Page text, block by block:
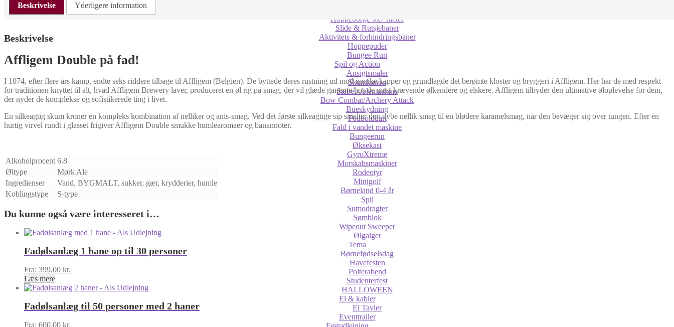
Hoppeborge 6x7 meter
Slide & Rutsjebaner
Aktivitets & forhindringsbaner
Hoppepuder
Bungee Run
Spil og Action
Ansigtsmaler
Skumkanon
Sæbeboblemaskine
Bow Combat/Archery Attack
Bueskydning
Fodbolddart
Fald i vandet maskine
Bungeerun
Øksekast
GyroXtreme
Morskabsmaskiner
Rodeotyr
Minigolf
Børneland 0-4 år
Spil
Sumodragter
Sømblok
Wipeout Sweeper
Ølgalger
Tema
Børnefødselsdag
Havefesten
Polterabend
Studenterfest
HALLOWEEN
El & kabler
El Tavler
Eventtrailer
antal
Beskrivelse Yderligere information
Beskrivelse
Affligem Double på fad!
I 1074, efter flere års kamp, endte seks riddere tilbage til Affligem (Belgien). De byttede deres rustning ud mod munke kapper og grundlagde det berømte kloster og bryggeri i Affligem. Her har de med respekt
for traditionen knyttet til alt, hvad Affligem Brewery laver, produceret en øl rig på smag, der vil glæde ganerne hos de mest krævende ølkendere og elskere. Affligem tilbyder den ultimative øloplevelse for dem,
der nyder de komplekse og sofistikerede ting i livet.
En silkeagtig skum kroner en kompleks kombination af nelliker og anis-smag. Ved det første silkeagtige sip smelter den dybe nellik smag til en blødere karamelsmag, når den bevæger sig over tungen. Efter en
hurtig virvel rundt i glasset frigiver Affligem Double smukke humlearomaer og banannoter.
Alkoholprocent 6.8
Øltype
Mørk Ale
Ingredienser
Vand, BYGMALT, sukker, gær, krydderier, humle
Koblingstype
S-type
Du kunne også være interesseret i…
Fadølsanlæg 1 hane op til 30 personer
Fra: 399,00 kr.
Læs mere
Fadølsanlæg til 50 personer med 2 haner
Fra: 600,00 kr.